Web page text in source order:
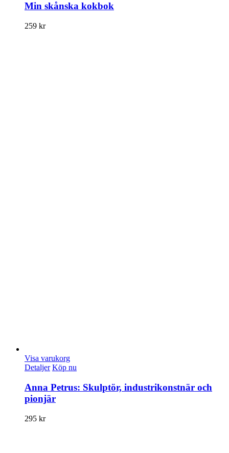
Min skånska kokbok
259 kr
Visa varukorg
Detaljer Köp nu
Anna Petrus: Skulptör, industrikonstnär och
pionjär
295 kr